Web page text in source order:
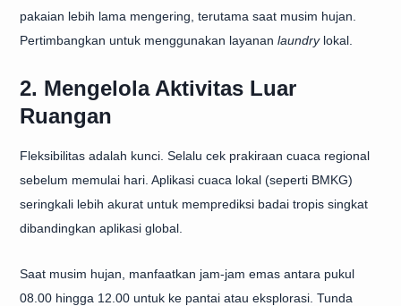
pakaian lebih lama mengering, terutama saat musim hujan.
Pertimbangkan untuk menggunakan layanan laundrylokal.
2. Mengelola Aktivitas Luar
Ruangan
Fleksibilitas adalah kunci. Selalu cek prakiraan cuaca regional
sebelum memulai hari. Aplikasi cuaca lokal (seperti BMKG)
seringkali lebih akurat untuk memprediksi badai tropis singkat
dibandingkan aplikasi global.
Saat musim hujan, manfaatkan jam-jam emas antara pukul
08.00 hingga 12.00 untuk ke pantai atau eksplorasi. Tunda